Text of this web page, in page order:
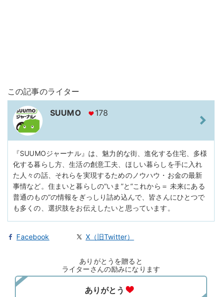
この記事のライター
SUUMO 178
『SUUMOジャーナル』は、魅力的な街、進化する住宅、多様
化する暮らし方、生活の創意工夫、ほしい暮らしを手に入れ
た人々の話、それらを実現するためのノウハウ・お金の最新
事情など。住まいと暮らしの“いま”と“これから＝ 未来にある
普通のもの”の情報をぎっしり詰め込んで、皆さんにひとつで
も多くの、選択肢をお伝えしたいと思っています。
Facebook X（旧Twitter）
ありがとうを贈ると
ライターさんの励みになります